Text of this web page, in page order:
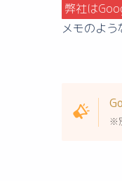
弊社は
メモのよう
※